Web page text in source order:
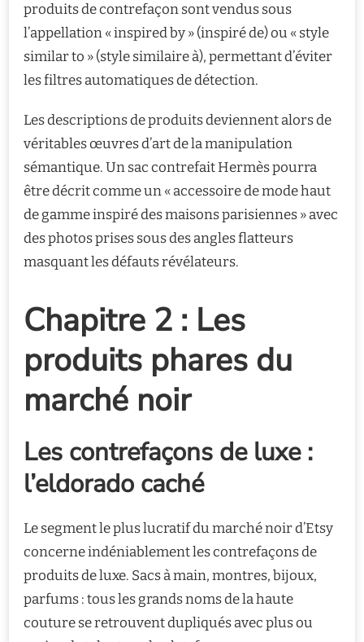
produits de contrefaçon sont vendus sous
l’appellation « inspired by » (inspiré de) ou « style
similar to » (style similaire à), permettant d’éviter
les filtres automatiques de détection.
Les descriptions de produits deviennent alors de
véritables œuvres d’art de la manipulation
sémantique. Un sac contrefait Hermès pourra
être décrit comme un « accessoire de mode haut
de gamme inspiré des maisons parisiennes » avec
des photos prises sous des angles flatteurs
masquant les défauts révélateurs.
Chapitre 2 : Les
produits phares du
marché noir
Les contrefaçons de luxe :
l’eldorado caché
Le segment le plus lucratif du marché noir d’Etsy
concerne indéniablement les contrefaçons de
produits de luxe. Sacs à main, montres, bijoux,
parfums : tous les grands noms de la haute
couture se retrouvent dupliqués avec plus ou